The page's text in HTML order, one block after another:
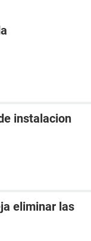
instalacion
eliminar las